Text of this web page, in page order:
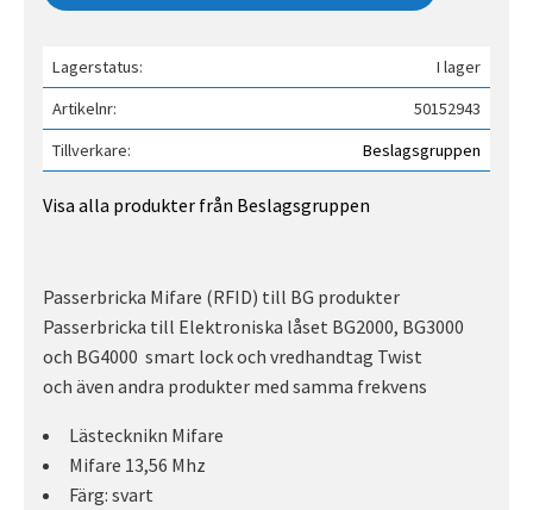
Lagerstatus
I lager
Artikelnr
50152943
Tillverkare
Beslagsgruppen
Visa alla produkter från Beslagsgruppen
Passerbricka Mifare (RFID) till BG produkter
Passerbricka till Elektroniska låset BG2000, BG3000
och BG4000 smart lock och vredhandtag Twist
och även andra produkter med samma frekvens
Lästecknikn Mifare
Mifare 13,56 Mhz
Färg: svart